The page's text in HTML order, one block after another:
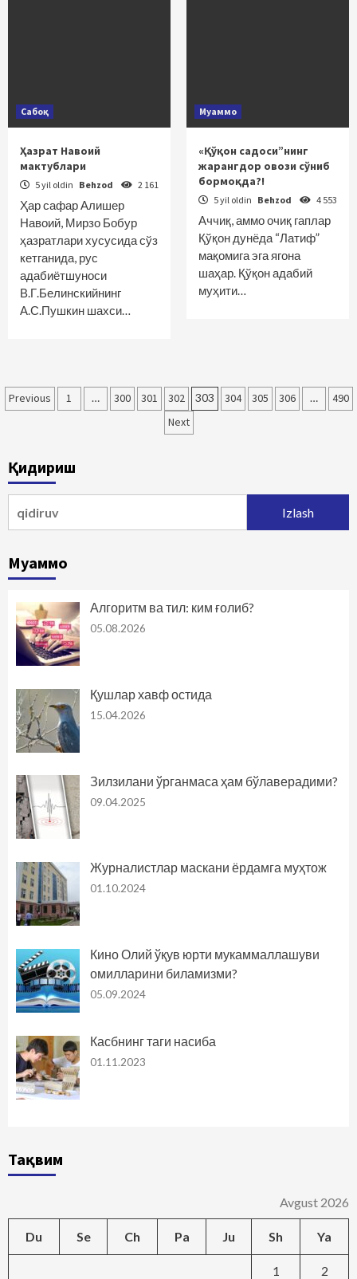
Сабоқ
Ҳазрат Навоий
мактублари
5 yil oldin Behzod 2 161
Ҳар сафар Алишер
Навоий, Мирзо Бобур
ҳазратлари хусусида сўз
кетганида, рус
адабиётшуноси
В.Г.Белинскийнинг
А.С.Пушкин шахси…
Муаммо
«Қўқон садоси”нинг
жарангдор овози сўниб
бормоқда?!
5 yil oldin Behzod 4 553
Аччиқ, аммо очиқ гаплар
Қўқон дунёда “Латиф”
мақомига эга ягона
шаҳар. Қўқон адабий
муҳити…
Maqolalar
Previous 1 … 300 301 302 303 304 305 306 …
490
Next
Қидириш
Муаммо
Алгоритм ва тил: ким ғолиб?
05.08.2026
Қушлар хавф остида
15.04.2026
Зилзилани ўрганмаса ҳам бўлаверадими?
09.04.2025
Журналистлар маскани ёрдамга муҳтож
01.10.2024
Кино Олий ўқув юрти мукаммаллашуви
омилларини биламизми?
05.09.2024
Касбнинг таги насиба
01.11.2023
Тақвим
Avgust 2026
Du Se Ch Pa Ju Sh Ya
1 2